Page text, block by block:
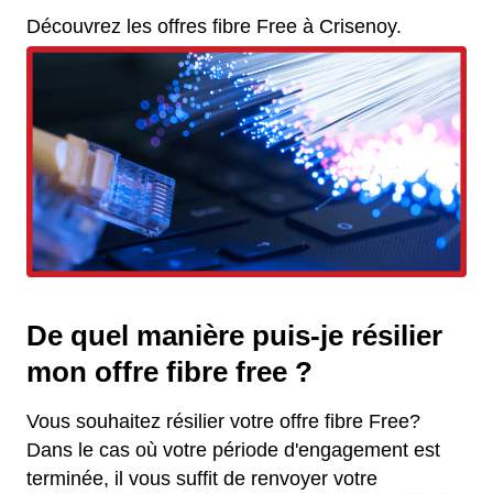
Découvrez les offres fibre Free à Crisenoy.
De quel manière puis-je résilier
mon offre fibre free ?
Vous souhaitez résilier votre offre fibre Free?
Dans le cas où votre période d'engagement est
terminée, il vous suffit de renvoyer votre